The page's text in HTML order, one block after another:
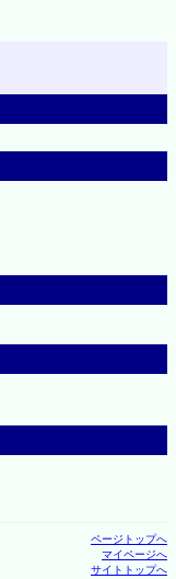
ページトップへ
マイページへ
サイトトップへ